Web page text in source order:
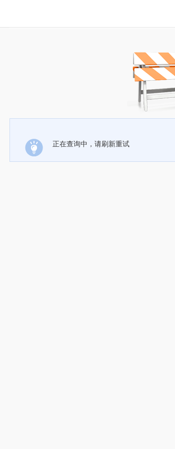
正在查询中，请刷新重试